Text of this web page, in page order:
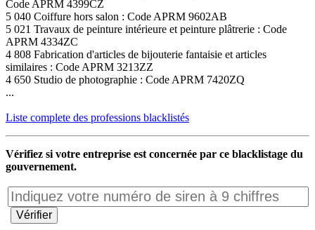
Code APRM 4399CZ
5 040 Coiffure hors salon : Code APRM 9602AB
5 021 Travaux de peinture intérieure et peinture plâtrerie : Code
APRM 4334ZC
4 808 Fabrication d'articles de bijouterie fantaisie et articles
similaires : Code APRM 3213ZZ
4 650 Studio de photographie : Code APRM 7420ZQ
...
Liste complete des professions blacklistés
Vérifiez si votre entreprise est concernée par ce blacklistage du
gouvernement.